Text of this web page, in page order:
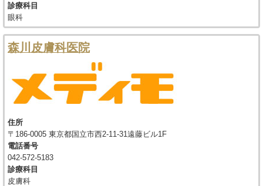
診療科目
眼科
森川皮膚科医院
住所
〒186-0005 東京都国立市西2-11-31遠藤ビル1F
電話番号
042-572-5183
診療科目
皮膚科